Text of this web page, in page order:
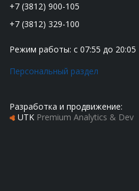
+7 (3812) 900-105
+7 (3812) 329-100
Режим работы: с 07:55 до 20:05
Персональный раздел
Разработка и продвижение:
UTK Premium Analytics & Dev